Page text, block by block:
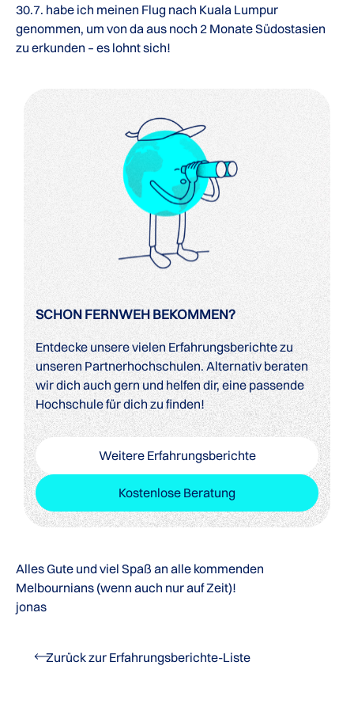
30.7. habe ich meinen Flug nach Kuala Lumpur
genommen, um von da aus noch 2 Monate Südostasien
zu erkunden – es lohnt sich!
SCHON FERNWEH BEKOMMEN?
Entdecke unsere vielen Erfahrungsberichte zu
unseren Partnerhochschulen. Alternativ beraten
wir dich auch gern und helfen dir, eine passende
Hochschule für dich zu finden!
Weitere Erfahrungsberichte
Kostenlose Beratung
Alles Gute und viel Spaß an alle kommenden
Melbournians (wenn auch nur auf Zeit)!
jonas
Zurück zur Erfahrungsberichte-Liste